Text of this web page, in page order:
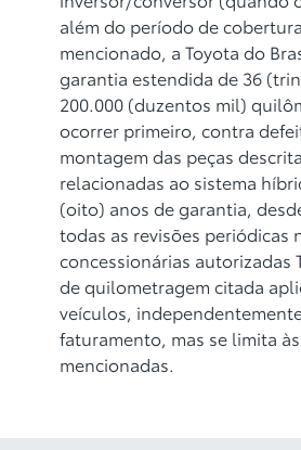
além do período de
mencionado, a Toyota do
garantia estendida de 36
200.000 (duzentos mil)
ocorrer primeiro, contra
montagem das peças
relacionadas ao sistema
(oito) anos de garantia,
todas as revisões periódicas
concessionárias autorizadas
de quilometragem citada
veículos,
faturamento, mas se limita
mencionadas.